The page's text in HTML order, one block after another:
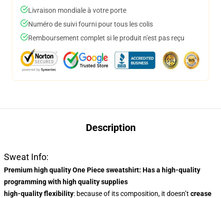
Livraison mondiale à votre porte
Numéro de suivi fourni pour tous les colis
Remboursement complet si le produit n'est pas reçu
Description
Sweat Info:
Premium high quality One Piece sweatshirt: Has a high-quality
programmingwith high quality supplies
high-quality flexibility: because of its composition, it doesn’t crease